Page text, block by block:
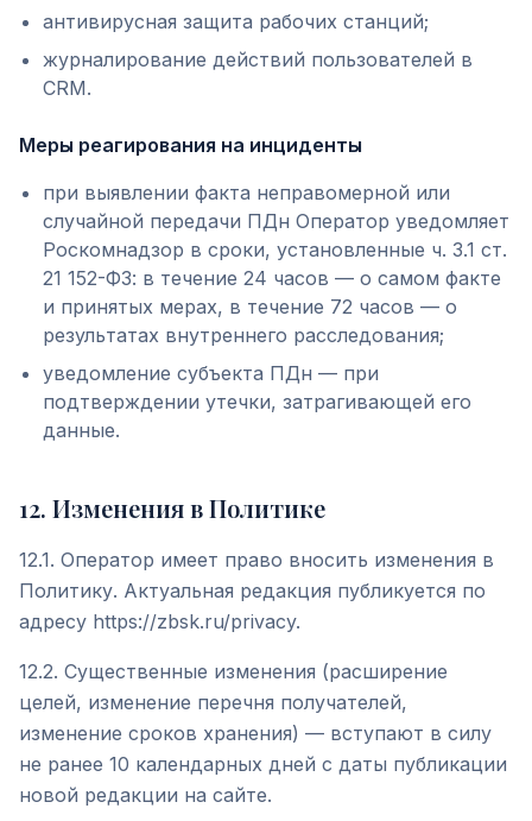
антивирусная защита рабочих станций;
журналирование действий пользователей в
CRM.
Меры реагирования на инциденты
при выявлении факта неправомерной или
случайной передачи ПДн Оператор уведомляет
Роскомнадзор в сроки, установленные ч. 3.1 ст.
21 152-ФЗ: в течение 24 часов — о самом факте
и принятых мерах, в течение 72 часов — о
результатах внутреннего расследования;
уведомление субъекта ПДн — при
подтверждении утечки, затрагивающей его
данные.
12. Изменения в Политике
12.1. Оператор имеет право вносить изменения в
Политику. Актуальная редакция публикуется по
адресу https://zbsk.ru/privacy.
12.2. Существенные изменения (расширение
целей, изменение перечня получателей,
изменение сроков хранения) — вступают в силу
не ранее 10 календарных дней с даты публикации
новой редакции на сайте.